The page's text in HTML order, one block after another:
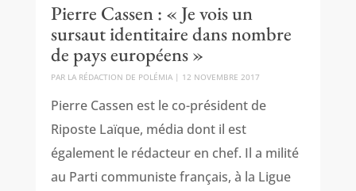
Pierre Cassen : « Je vois un
sursaut identitaire dans nombre
de pays européens »
PAR LA RÉDACTION DE POLÉMIA| 12 NOVEMBRE 2017
Pierre Cassen est le co-président de
Riposte Laïque, média dont il est
également le rédacteur en chef. Il a milité
au Parti communiste français, à la Ligue